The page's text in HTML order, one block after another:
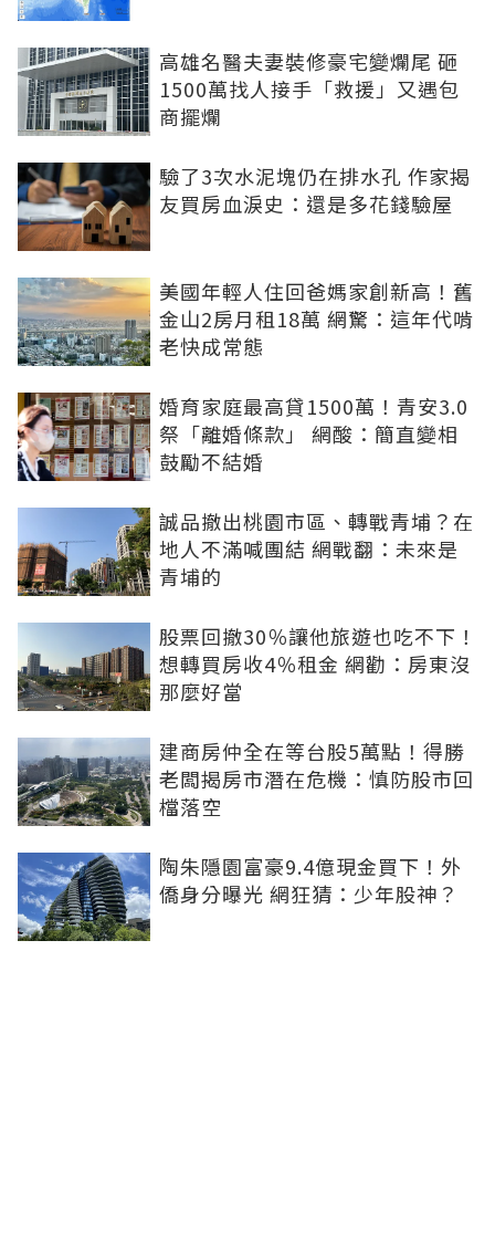
高雄名醫夫妻裝修豪宅變爛尾 砸
1500萬找人接手「救援」又遇包
商擺爛
驗了3次水泥塊仍在排水孔 作家揭
友買房血淚史：還是多花錢驗屋
美國年輕人住回爸媽家創新高！舊
金山2房月租18萬 網驚：這年代啃
老快成常態
婚育家庭最高貸1500萬！青安3.0
祭「離婚條款」 網酸：簡直變相
鼓勵不結婚
誠品撤出桃園市區、轉戰青埔？在
地人不滿喊團結 網戰翻：未來是
青埔的
股票回撤30％讓他旅遊也吃不下！
想轉買房收4％租金 網勸：房東沒
那麼好當
建商房仲全在等台股5萬點！得勝
老闆揭房市潛在危機：慎防股市回
檔落空
陶朱隱園富豪9.4億現金買下！外
僑身分曝光 網狂猜：少年股神？